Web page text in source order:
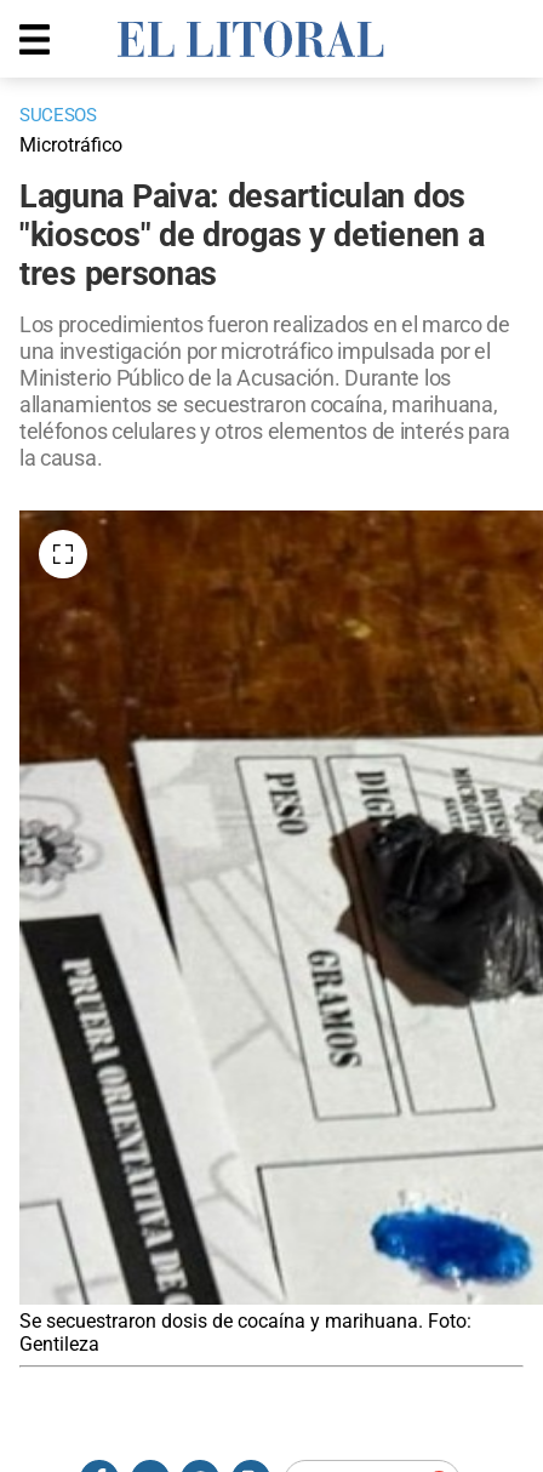
SUCESOS
Microtráfico
Laguna Paiva: desarticulan dos
"kioscos" de drogas y detienen a
tres personas
Los procedimientos fueron realizados en el marco de
una investigación por microtráfico impulsada por el
Ministerio Público de la Acusación. Durante los
allanamientos se secuestraron cocaína, marihuana,
teléfonos celulares y otros elementos de interés para
la causa.
Se secuestraron dosis de cocaína y marihuana. Foto:
Gentileza